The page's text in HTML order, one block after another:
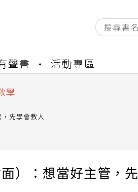
聲書 活動專區
學
先學會教人
）：想當好主管，先